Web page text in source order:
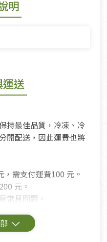
明
送
持最佳品質，冷凍、冷
開配送，因此運費也將
需支付運費100 元。
元。
常見問題。